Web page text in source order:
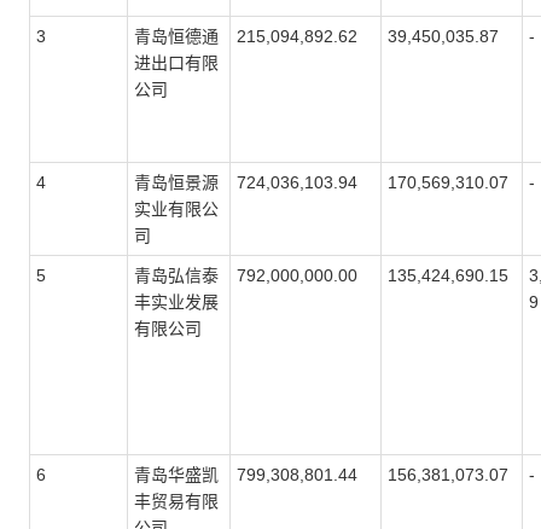
3
青岛恒德通
进出口有限
公司
215,094,892.62 39,450,035.87 -
4
青岛恒景源
实业有限公
司
724,036,103.94 170,569,310.07 -
5
青岛弘信泰
丰实业发展
有限公司
792,000,000.00 135,424,690.15
9
6
青岛华盛凯
丰贸易有限
799,308,801.44 156,381,073.07 -